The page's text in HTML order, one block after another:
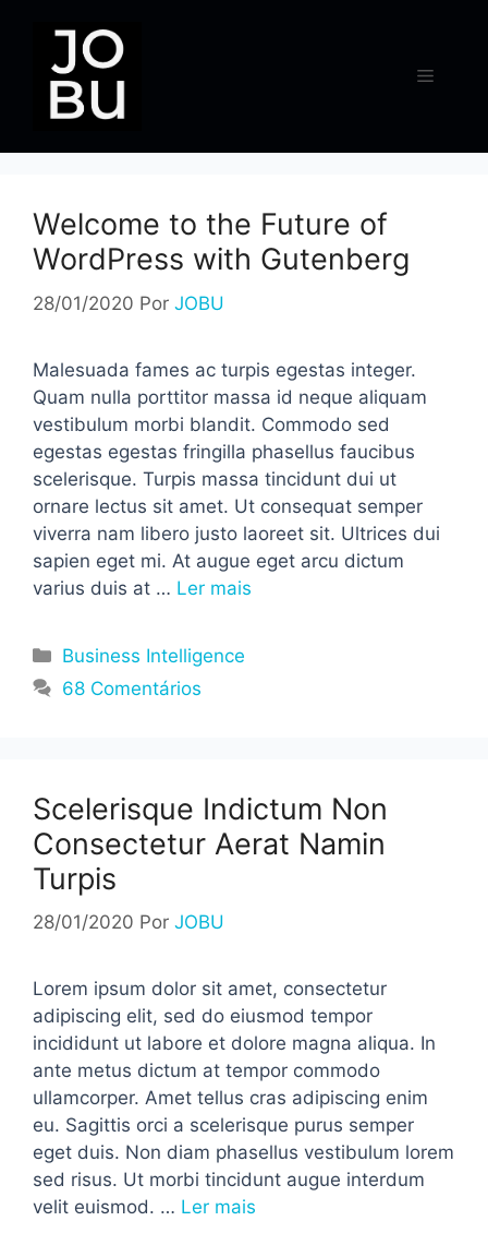
conteúdo
Menu
Welcome to the Future of
WordPress with Gutenberg
28/01/2020 Por JOBU
Malesuada fames ac turpis egestas integer.
Quam nulla porttitor massa id neque aliquam
vestibulum morbi blandit. Commodo sed
egestas egestas fringilla phasellus faucibus
scelerisque. Turpis massa tincidunt dui ut
ornare lectus sit amet. Ut consequat semper
viverra nam libero justo laoreet sit. Ultrices dui
sapien eget mi. At augue eget arcu dictum
varius duis at … Ler mais
Categorias
Business Intelligence
68 Comentários
Scelerisque Indictum Non
Consectetur Aerat Namin
Turpis
28/01/2020 Por JOBU
Lorem ipsum dolor sit amet, consectetur
adipiscing elit, sed do eiusmod tempor
incididunt ut labore et dolore magna aliqua. In
ante metus dictum at tempor commodo
ullamcorper. Amet tellus cras adipiscing enim
eu. Sagittis orci a scelerisque purus semper
eget duis. Non diam phasellus vestibulum lorem
sed risus. Ut morbi tincidunt augue interdum
velit euismod. … Ler mais